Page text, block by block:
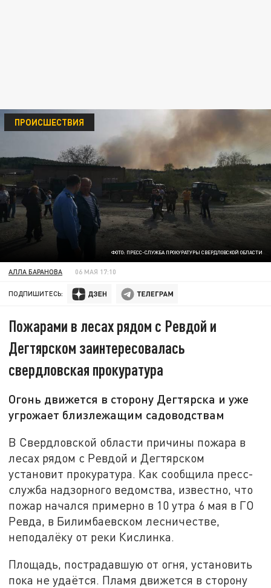
ФОТО: ПРЕСС-СЛУЖБА ПРОКУРАТУРЫ СВЕРДЛОВСКОЙ ОБЛАСТИ
ПРОИСШЕСТВИЯ
АЛЛА БАРАНОВА 06 МАЯ 17:10
ПОДПИШИТЕСЬ:
Пожарами в лесах рядом с Ревдой и
Дегтярском заинтересовалась
свердловская прокуратура
Огонь движется в сторону Дегтярска и уже
угрожает близлежащим садоводствам
В Свердловской области причины пожара в
лесах рядом с Ревдой и Дегтярском
установит прокуратура. Как сообщила пресс-
служба надзорного ведомства, известно, что
пожар начался примерно в 10 утра 6 мая в ГО
Ревда, в Билимбаевском лесничестве,
неподалёку от реки Кислинка.
Площадь, пострадавшую от огня, установить
пока не удаётся. Пламя движется в сторону